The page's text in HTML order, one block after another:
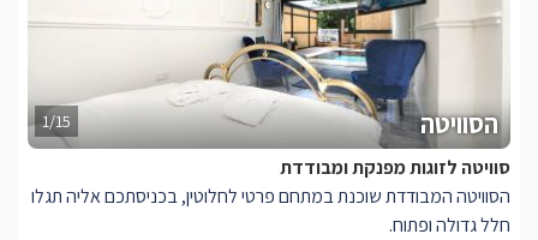
1/15 הסוויטה
סוויטה לזוגות מפנקת ומבודדת
הסוויטה המבודדת שוכנת במתחם פרטי לחלוטין, בכניסתכם אליה תגלו
חלל גדולה ופתוח.